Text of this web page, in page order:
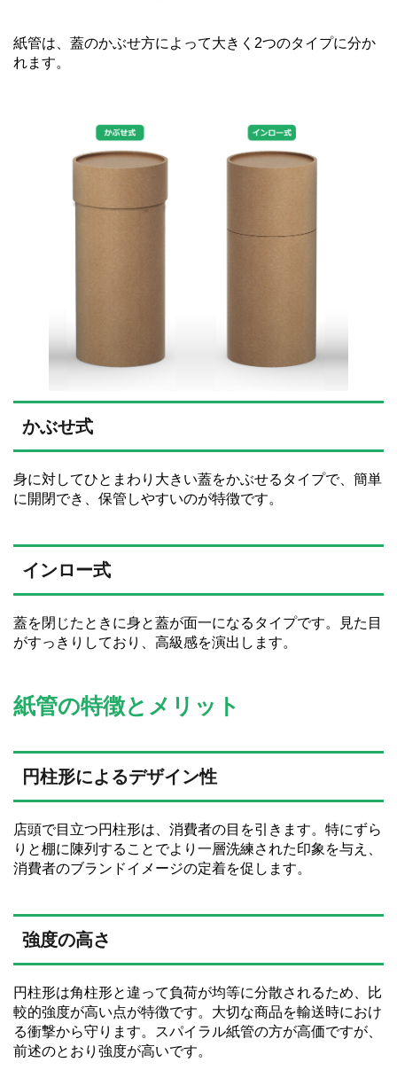
紙管は、蓋のかぶせ方によって大きく2つのタイプに分か
れます。
かぶせ式
身に対してひとまわり大きい蓋をかぶせるタイプで、簡単
に開閉でき、保管しやすいのが特徴です。
インロー式
蓋を閉じたときに身と蓋が面一になるタイプです。見た目
がすっきりしており、高級感を演出します。
紙管の特徴とメリット
円柱形によるデザイン性
店頭で目立つ円柱形は、消費者の目を引きます。特にずら
りと棚に陳列することでより一層洗練された印象を与え、
消費者のブランドイメージの定着を促します。
強度の高さ
円柱形は角柱形と違って負荷が均等に分散されるため、比
較的強度が高い点が特徴です。大切な商品を輸送時におけ
る衝撃から守ります。スパイラル紙管の方が高価ですが、
前述のとおり強度が高いです。